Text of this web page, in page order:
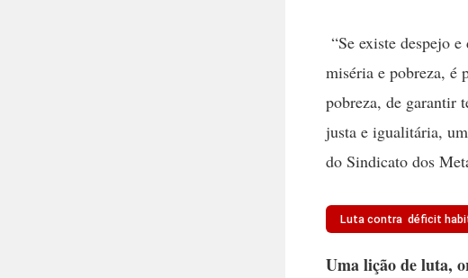
“Se existe despejo
miséria e pobreza, é
pobreza, de garantir
justa e igualitária,
do Sindicato dos
Luta contra déficit
Uma lição de luta,